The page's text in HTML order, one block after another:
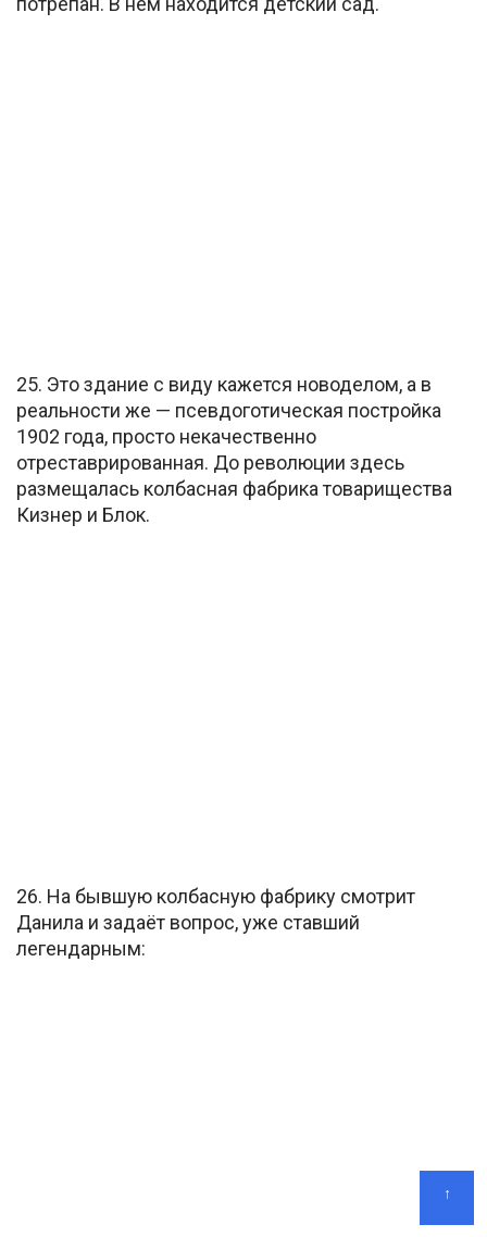
25. Это здание с виду кажется новоделом, а в
реальности же — псевдоготическая постройка
1902 года, просто некачественно
отреставрированная. До революции здесь
размещалась колбасная фабрика товарищества
Кизнер и Блок.
26. На бывшую колбасную фабрику смотрит
Данила и задаёт вопрос, уже ставший
легендарным:
↑